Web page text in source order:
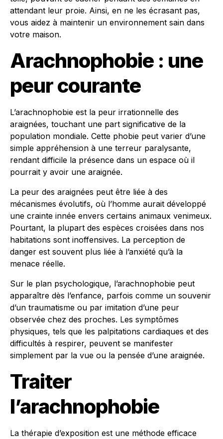
attendant leur proie. Ainsi, en ne les écrasant pas,
vous aidez à maintenir un environnement sain dans
votre maison.
Arachnophobie : une
peur courante
L’arachnophobie est la peur irrationnelle des
araignées, touchant une part significative de la
population mondiale. Cette phobie peut varier d’une
simple appréhension à une terreur paralysante,
rendant difficile la présence dans un espace où il
pourrait y avoir une araignée.
La peur des araignées peut être liée à des
mécanismes évolutifs, où l’homme aurait développé
une crainte innée envers certains animaux venimeux.
Pourtant, la plupart des espèces croisées dans nos
habitations sont inoffensives. La perception de
danger est souvent plus liée à l’anxiété qu’à la
menace réelle.
Sur le plan psychologique, l’arachnophobie peut
apparaître dès l’enfance, parfois comme un souvenir
d’un traumatisme ou par imitation d’une peur
observée chez des proches. Les symptômes
physiques, tels que les palpitations cardiaques et des
difficultés à respirer, peuvent se manifester
simplement par la vue ou la pensée d’une araignée.
Traiter
l’arachnophobie
La thérapie d’exposition est une méthode efficace